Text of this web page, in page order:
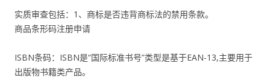
实质审查包括：1、商标是否违背商标法的禁用条款。
商品条形码注册申请
ISBN条码：ISBN是“国际标准书号”类型是基于EAN-13,主要用于
出版物书籍类产品。